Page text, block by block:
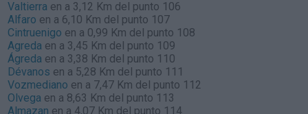
Valtierra en a 3,12 Km del punto 106
Alfaro en a 6,10 Km del punto 107
Cintruenigo en a 0,99 Km del punto 108
Agreda en a 3,45 Km del punto 109
Ágreda en a 3,38 Km del punto 110
Dévanos en a 5,28 Km del punto 111
Vozmediano en a 7,47 Km del punto 112
Olvega en a 8,63 Km del punto 113
Almazan en a 4,07 Km del punto 114